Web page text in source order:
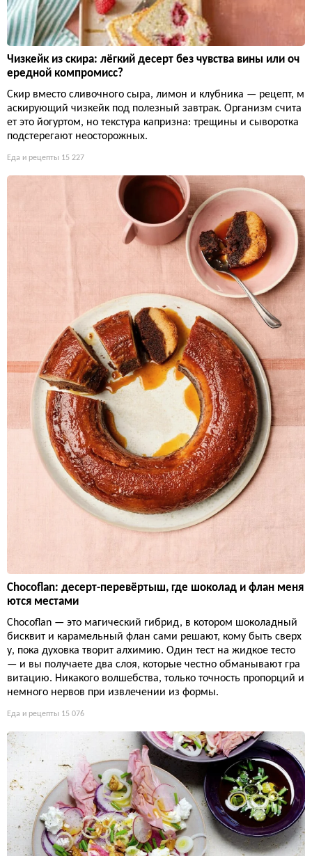
Чизкейк из скира: лёгкий десерт без чувства вины или оч
ередной компромисс?
Скир вместо сливочного сыра, лимон и клубника — рецепт, м
аскирующий чизкейк под полезный завтрак. Организм счита
ет это йогуртом, но текстура капризна: трещины и сыворотка
подстерегают неосторожных.
Еда и рецепты 15 227
Chocoflan: десерт-перевёртыш, где шоколад и флан меня
ются местами
Chocoflan — это магический гибрид, в котором шоколадный
бисквит и карамельный флан сами решают, кому быть сверх
у, пока духовка творит алхимию. Один тест на жидкое тесто
— и вы получаете два слоя, которые честно обманывают гра
витацию. Никакого волшебства, только точность пропорций и
немного нервов при извлечении из формы.
Еда и рецепты 15 076